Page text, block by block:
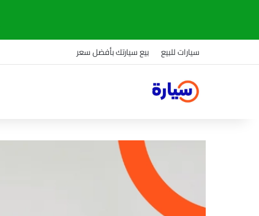
سيارات للبيع بيع سيارتك بأفضل سعر